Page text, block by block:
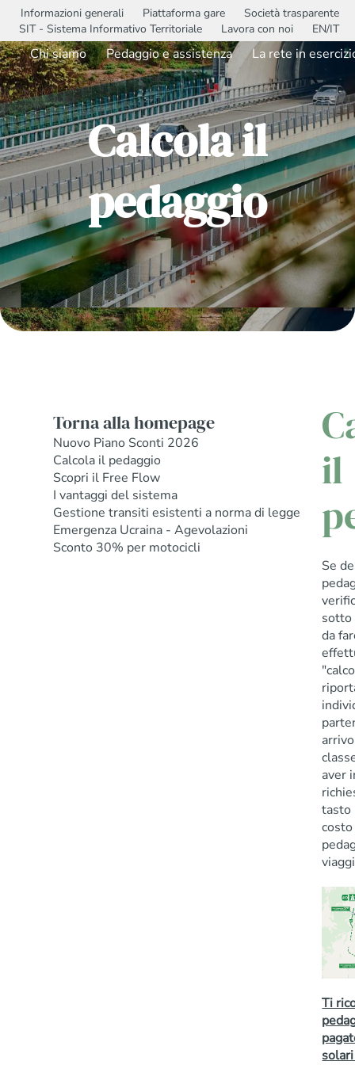
Informazioni generali Piattaforma gare
Società trasparente
SIT - Sistema Informativo Territoriale
Lavora con noi EN/IT
Chi siamo Pedaggio e assistenza La rete in
Calcola il
pedaggio
Torna alla homepage
Nuovo Piano Sconti 2026
Calcola il pedaggio
Scopri il Free Flow
I vantaggi del sistema
Gestione transiti esistenti a norma di legge
Emergenza Ucraina - Agevolazioni
Sconto 30% per motocicli
il
Se
sotto
da
aver
tasto
Ti